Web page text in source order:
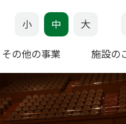
小 中 大
その他の事業 施設の